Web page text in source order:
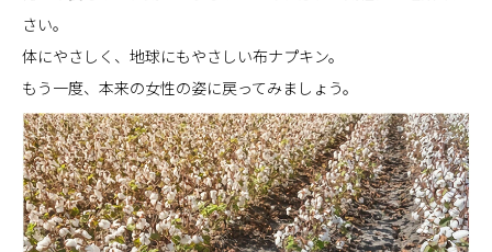
さい。
体にやさしく、地球にもやさしい布ナプキン。
もう一度、本来の女性の姿に戻ってみましょう。